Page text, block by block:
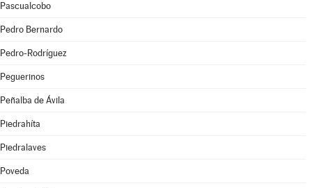
Pascualcobo
Pedro Bernardo
Pedro-Rodríguez
Peguerinos
Peñalba de Ávila
Piedrahíta
Piedralaves
Poveda